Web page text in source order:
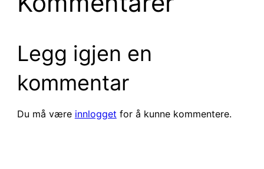
Legg igjen en
kommentar
Du må være innlogget for å kunne kommentere.